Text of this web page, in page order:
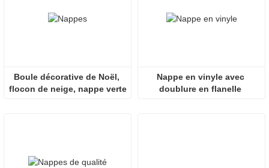
Boule décorative de Noël,
flocon de neige, nappe verte
Nappe en vinyle avec
doublure en flanelle